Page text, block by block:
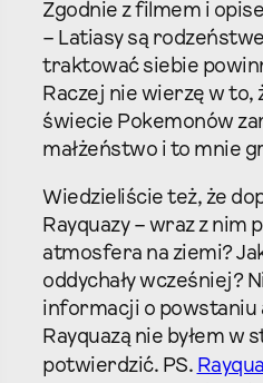
Zgodnie z filmem i
– Latiasy są
traktować siebie
Raczej nie wierzę w to,
świecie Pokemonów
małżeństwo i to mnie
Wiedzieliście też, że
Rayquazy – wraz z nim
atmosfera na ziemi?
oddychały wcześniej?
informacji o powstaniu
Rayquazą nie byłem w
potwierdzić. PS.